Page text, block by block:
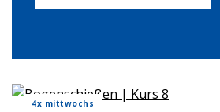
4x mitt­wochs